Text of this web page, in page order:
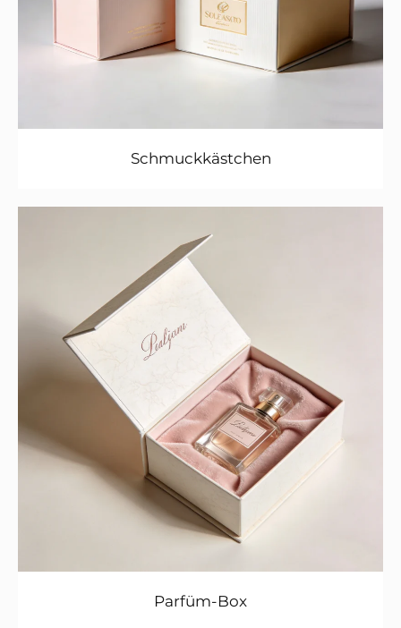
Schmuckkästchen
Parfüm-Box